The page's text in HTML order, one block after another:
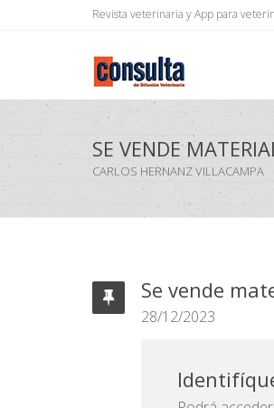
Revista veterinaria y App para
SE VENDE
CARLOS HERNANZ VILLACAMPA
Se vende
28/12/2023